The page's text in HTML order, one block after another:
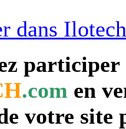
.com en
votre site